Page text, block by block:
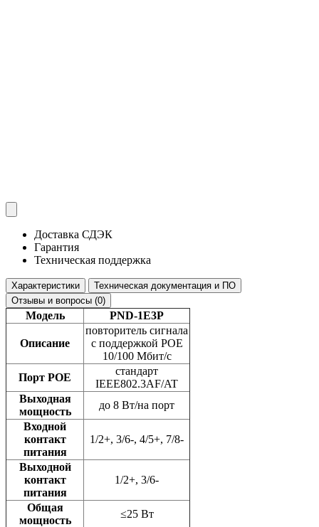
Доставка СДЭК
Гарантия
Техническая поддержка
Характеристики
Техническая документация и ПО
Отзывы и вопросы (0)
Модель PND-1E3P
Описание
повторитель сигнала
с поддержкой POE
10/100 Мбит/с
Порт POE
стандарт
IEEE802.3AF/AT
Выходная
мощность
до 8 Вт/на порт
Входной
контакт
питания
1/2+, 3/6-, 4/5+, 7/8-
Выходной
контакт
питания
1/2+, 3/6-
Общая
мощность
≤25 Вт